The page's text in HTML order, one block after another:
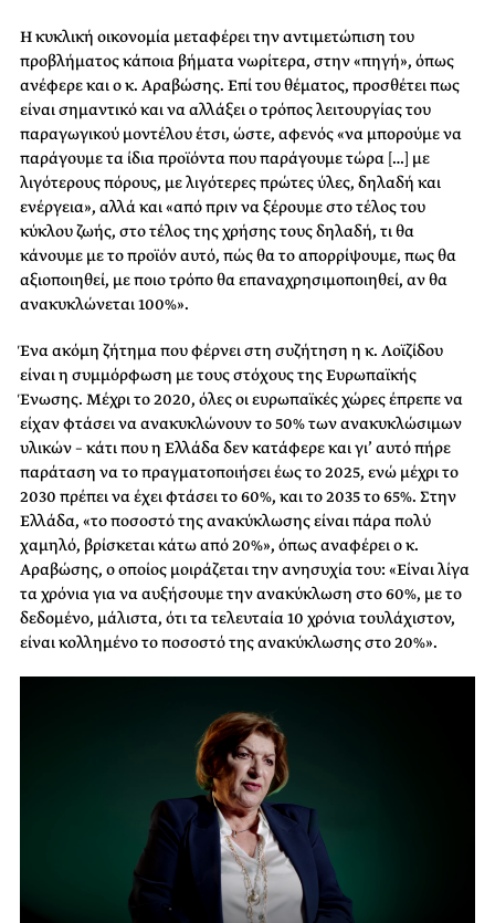
Η κυκλική οικονομία μεταφέρει την αντιμετώπιση του
προβλήματος κάποια βήματα νωρίτερα, στην «πηγή», όπως
ανέφερε και ο κ. Αραβώσης. Επί του θέματος, προσθέτει πως
είναι σημαντικό και να αλλάξει ο τρόπος λειτουργίας του
παραγωγικού μοντέλου έτσι, ώστε, αφενός «να μπορούμε να
παράγουμε τα ίδια προϊόντα που παράγουμε τώρα […] με
λιγότερους πόρους, με λιγότερες πρώτες ύλες, δηλαδή και
ενέργεια», αλλά και «από πριν να ξέρουμε στο τέλος του
κύκλου ζωής, στο τέλος της χρήσης τους δηλαδή, τι θα
κάνουμε με το προϊόν αυτό, πώς θα το απορρίψουμε, πως θα
αξιοποιηθεί, με ποιο τρόπο θα επαναχρησιμοποιηθεί, αν θα
ανακυκλώνεται 100%».
Ένα ακόμη ζήτημα που φέρνει στη συζήτηση η κ. Λοϊζίδου
είναι η συμμόρφωση με τους στόχους της Ευρωπαϊκής
Ένωσης. Μέχρι το 2020, όλες οι ευρωπαϊκές χώρες έπρεπε να
είχαν φτάσει να ανακυκλώνουν το 50% των ανακυκλώσιμων
υλικών – κάτι που η Ελλάδα δεν κατάφερε και γι’ αυτό πήρε
παράταση να το πραγματοποιήσει έως το 2025, ενώ μέχρι το
2030 πρέπει να έχει φτάσει το 60%, και το 2035 το 65%. Στην
Ελλάδα, «το ποσοστό της ανακύκλωσης είναι πάρα πολύ
χαμηλό, βρίσκεται κάτω από 20%», όπως αναφέρει ο κ.
Αραβώσης, ο οποίος μοιράζεται την ανησυχία του: «Είναι λίγα
τα χρόνια για να αυξήσουμε την ανακύκλωση στο 60%, με το
δεδομένο, μάλιστα, ότι τα τελευταία 10 χρόνια τουλάχιστον,
είναι κολλημένο το ποσοστό της ανακύκλωσης στο 20%».